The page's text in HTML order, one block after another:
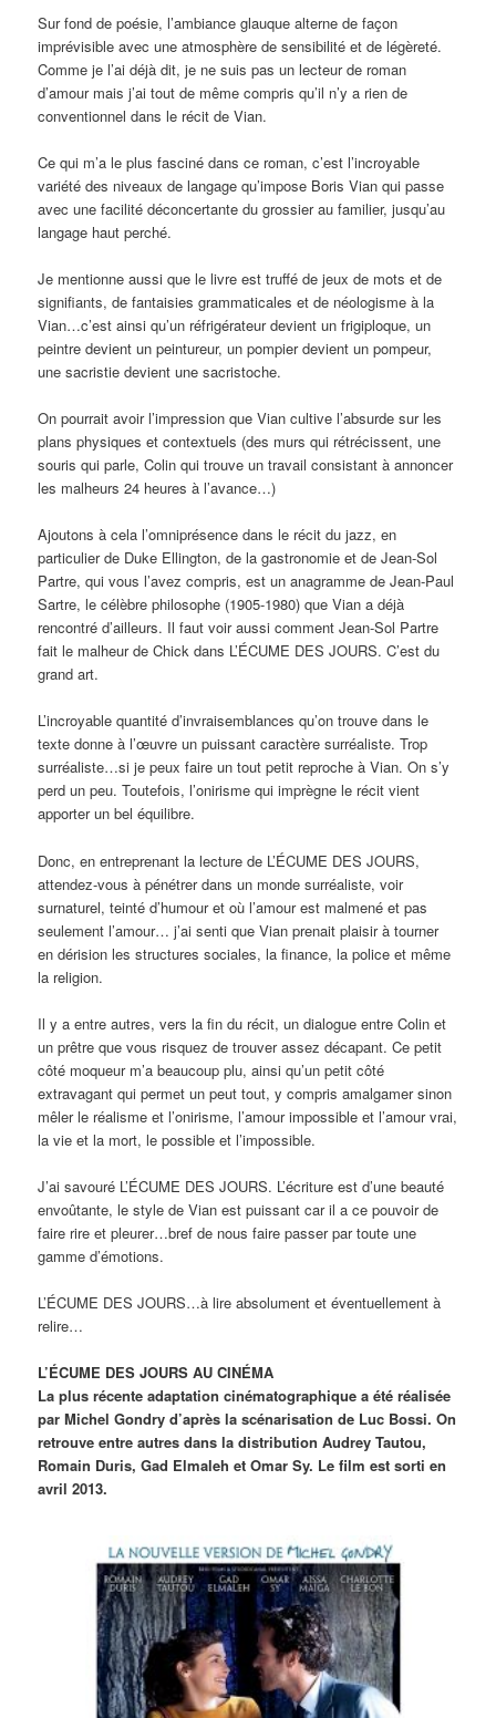
Sur fond de poésie, l’ambiance glauque alterne de façon
imprévisible avec une atmosphère de sensibilité et de légèreté.
Comme je l’ai déjà dit, je ne suis pas un lecteur de roman
d’amour mais j’ai tout de même compris qu’il n’y a rien de
conventionnel dans le récit de Vian.
Ce qui m’a le plus fasciné dans ce roman, c’est l’incroyable
variété des niveaux de langage qu’impose Boris Vian qui passe
avec une facilité déconcertante du grossier au familier, jusqu’au
langage haut perché.
Je mentionne aussi que le livre est truffé de jeux de mots et de
signifiants, de fantaisies grammaticales et de néologisme à la
Vian…c’est ainsi qu’un réfrigérateur devient un frigiploque, un
peintre devient un peintureur, un pompier devient un pompeur,
une sacristie devient une sacristoche.
On pourrait avoir l’impression que Vian cultive l’absurde sur les
plans physiques et contextuels (des murs qui rétrécissent, une
souris qui parle, Colin qui trouve un travail consistant à annoncer
les malheurs 24 heures à l’avance…)
Ajoutons à cela l’omniprésence dans le récit du jazz, en
particulier de Duke Ellington, de la gastronomie et de Jean-Sol
Partre, qui vous l’avez compris, est un anagramme de Jean-Paul
Sartre, le célèbre philosophe (1905-1980) que Vian a déjà
rencontré d’ailleurs. Il faut voir aussi comment Jean-Sol Partre
fait le malheur de Chick dans L’ÉCUME DES JOURS. C’est du
grand art.
L’incroyable quantité d’invraisemblances qu’on trouve dans le
texte donne à l’œuvre un puissant caractère surréaliste. Trop
surréaliste…si je peux faire un tout petit reproche à Vian. On s’y
perd un peu. Toutefois, l’onirisme qui imprègne le récit vient
apporter un bel équilibre.
Donc, en entreprenant la lecture de L’ÉCUME DES JOURS,
attendez-vous à pénétrer dans un monde surréaliste, voir
surnaturel, teinté d’humour et où l’amour est malmené et pas
seulement l’amour… j’ai senti que Vian prenait plaisir à tourner
en dérision les structures sociales, la finance, la police et même
la religion.
Il y a entre autres, vers la fin du récit, un dialogue entre Colin et
un prêtre que vous risquez de trouver assez décapant. Ce petit
côté moqueur m’a beaucoup plu, ainsi qu’un petit côté
extravagant qui permet un peut tout, y compris amalgamer sinon
mêler le réalisme et l’onirisme, l’amour impossible et l’amour vrai,
la vie et la mort, le possible et l’impossible.
J’ai savouré L’ÉCUME DES JOURS. L’écriture est d’une beauté
envoûtante, le style de Vian est puissant car il a ce pouvoir de
faire rire et pleurer…bref de nous faire passer par toute une
gamme d’émotions.
L’ÉCUME DES JOURS…à lire absolument et éventuellement à
relire…
L’ÉCUME DES JOURS AU CINÉMA
La plus récente adaptation cinématographique a été réalisée
par Michel Gondry d’après la scénarisation de Luc Bossi. On
retrouve entre autres dans la distribution Audrey Tautou,
Romain Duris, Gad Elmaleh et Omar Sy. Le film est sorti en
avril 2013.